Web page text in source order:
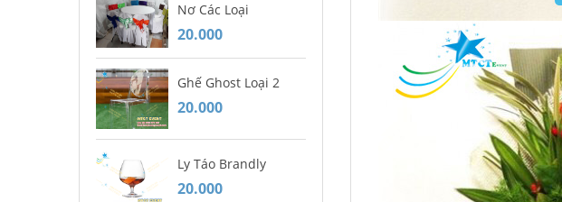
Nơ Các Loại
20.000
Ghế Ghost Loại 2
20.000
Ly Táo Brandly
20.000
Muỗng Tiệc
Ghế Bar Trắng Lưng
Cao Và Bàn Bar